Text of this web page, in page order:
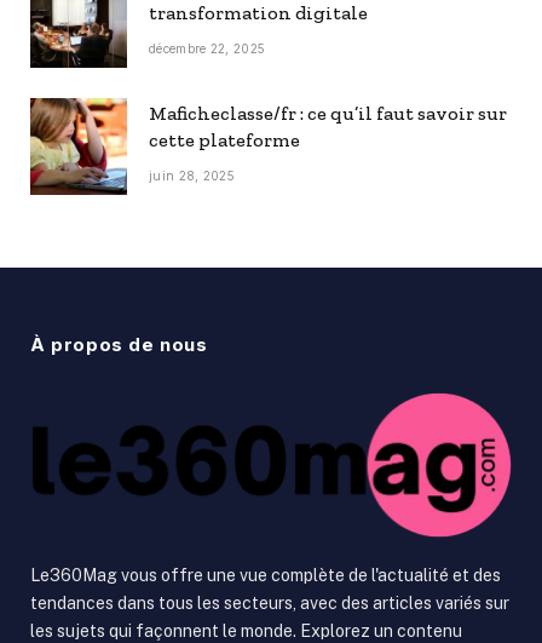
transformation digitale
décembre 22, 2025
Maficheclasse/fr : ce qu’il faut savoir sur
cette plateforme
juin 28, 2025
À propos de nous
Le360Mag vous offre une vue complète de l'actualité et des
tendances dans tous les secteurs, avec des articles variés sur
les sujets qui façonnent le monde. Explorez un contenu